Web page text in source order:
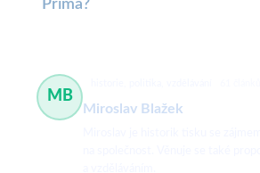
Prima?
MB
Miroslav Blažek